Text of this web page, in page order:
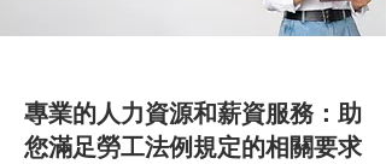
專業的人力資源和薪資服務：助
您滿足勞工法例規定的相關要求